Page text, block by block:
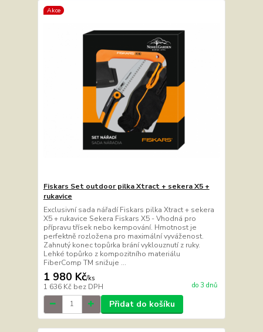
Akce
Fiskars Set outdoor pilka Xtract + sekera X5 +
rukavice
Exclusivní sada nářadí Fiskars pilka Xtract + sekera
X5 + rukavice Sekera Fiskars X5 - Vhodná pro
přípravu třísek nebo kempování. Hmotnost je
perfektně rozložena pro maximální vyváženost.
Zahnutý konec topůrka brání vyklouznutí z ruky.
Lehké topůrko z kompozitního materiálu
FiberComp TM snižuje ...
1 980 Kč/ks
1 636 Kč bez DPH do 3 dnů
Přidat do košíku